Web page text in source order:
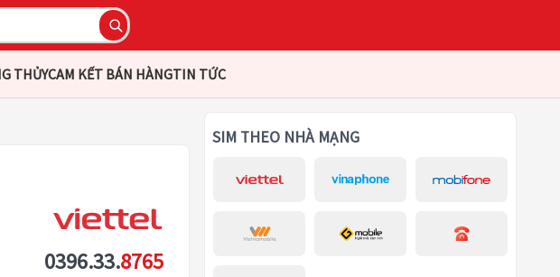
THỦYCAM KẾT BÁN HÀNGTIN TỨC
0396.33.8765
SIM THEO NHÀ MẠNG